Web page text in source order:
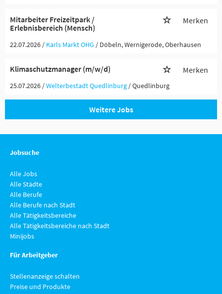
Mitarbeiter Freizeitpark /
Erlebnisbereich (Mensch)
Merken
22.07.2026 / Karls Markt OHG / Döbeln, Wernigerode, Oberhausen
Klimaschutzmanager (m/w/d) Merken
25.07.2026 /Welterbestadt Quedlinburg / Quedlinburg
Weitere Jobs
Jobsuche
Alle Jobs
Alle Städte
Alle Berufe
Alle Berufe nach Stadt
Alle Tätigkeitsbereiche
Alle Tätigkeitsbereiche nach Stadt
Minijobs
Für Arbeitgeber
Stellenanzeige schalten
Preise und Produkte